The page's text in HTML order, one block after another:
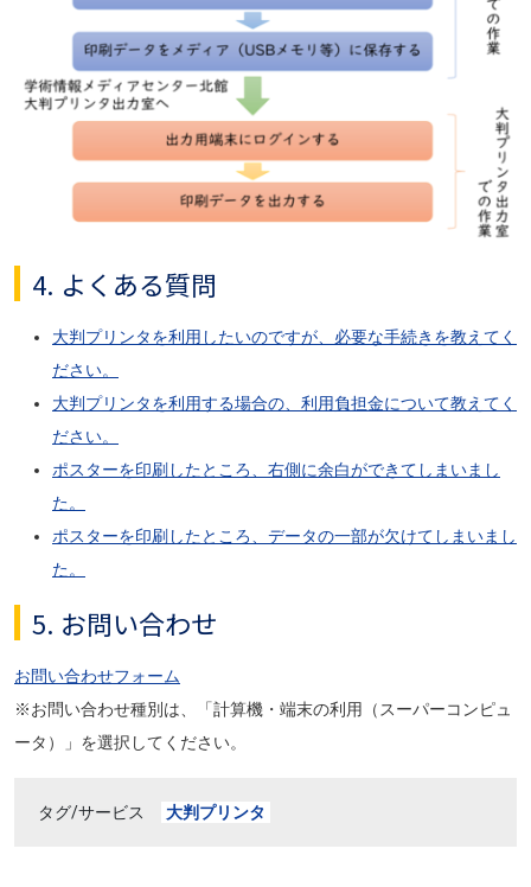
4. よくある質問
大判プリンタを利用したいのですが、必要な手続きを教えてく
ださい。
大判プリンタを利用する場合の、利用負担金について教えてく
ださい。
ポスターを印刷したところ、右側に余白ができてしまいまし
た。
ポスターを印刷したところ、データの一部が欠けてしまいまし
た。
5. お問い合わせ
お問い合わせフォーム
※お問い合わせ種別は、「計算機・端末の利用（スーパーコンピュ
ータ）」を選択してください。
タグ/サービス 大判プリンタ